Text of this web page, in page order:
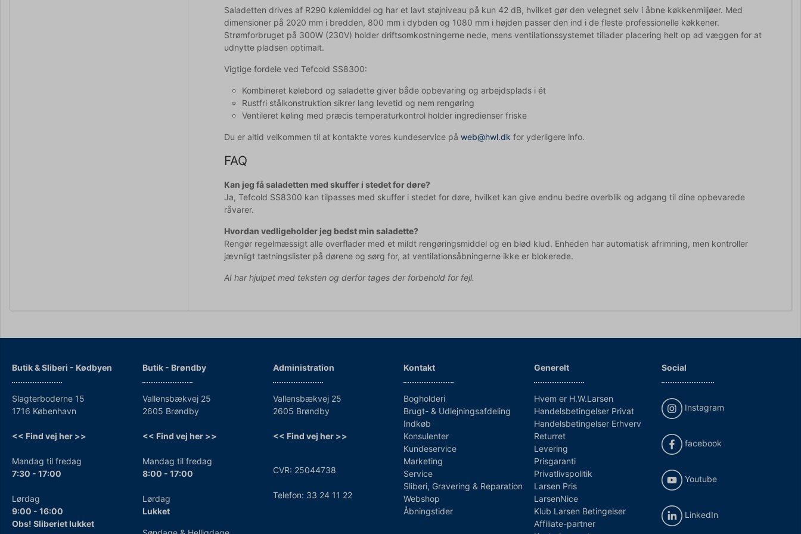
Saladetten drives af R290 kølemiddel og har et lavt støjniveau på kun 42 dB, hvilket gør den velegnet selv i åbne køkkenmiljøer. Med
dimensioner på 2020 mm i bredden, 800 mm i dybden og 1080 mm i højden passer den ind i de fleste professionelle køkkener.
Strømforbruget på 300W (230V) holder driftsomkostningerne nede, mens ventilationssystemet tillader placering helt op ad væggen for at
udnytte pladsen optimalt.
Vigtige fordele ved Tefcold SS8300:
Kombineret kølebord og saladette giver både opbevaring og arbejdsplads i ét
Rustfri stålkonstruktion sikrer lang levetid og nem rengøring
Ventileret køling med præcis temperaturkontrol holder ingredienser friske
Du er altid velkommen til at kontakte vores kundeservice på web@hwl.dk for yderligere info.
FAQ
Kan jeg få saladetten med skuffer i stedet for døre?
Ja, Tefcold SS8300 kan tilpasses med skuffer i stedet for døre, hvilket kan give endnu bedre overblik og adgang til dine opbevarede
råvarer.
Hvordan vedligeholder jeg bedst min saladette?
Rengør regelmæssigt alle overflader med et mildt rengøringsmiddel og en blød klud. Enheden har automatisk afrimning, men kontroller
jævnligt tætningslister på dørene og sørg for, at ventilationsåbningerne ikke er blokerede.
AI har hjulpet med teksten og derfor tages der forbehold for fejl.
Butik & Sliberi - Kødbyen
Slagterboderne 15
1716 København
<< Find vej her >>
Mandag til fredag
7:30 - 17:00
Lørdag
9:00 - 16:00
Obs! Sliberiet lukket
Butik - Brøndby
Vallensbækvej 25
2605 Brøndby
<< Find vej her >>
Mandag til fredag
8:00 - 17:00
Lørdag
Lukket
Administration
Vallensbækvej 25
2605 Brøndby
<< Find vej her >>
CVR: 25044738
Telefon: 33 24 11 22
Kontakt
Bogholderi
Brugt- & Udlejningsafdeling
Indkøb
Konsulenter
Kundeservice
Marketing
Service
Sliberi, Gravering & Reparation
Webshop
Åbningstider
Generelt
Hvem er H.W.Larsen
Handelsbetingelser Privat
Handelsbetingelser Erhverv
Returret
Levering
Prisgaranti
Privatlivspolitik
Larsen Pris
LarsenNice
Klub Larsen Betingelser
Affiliate-partner
Social
Instagram
facebook
Youtube
LinkedIn